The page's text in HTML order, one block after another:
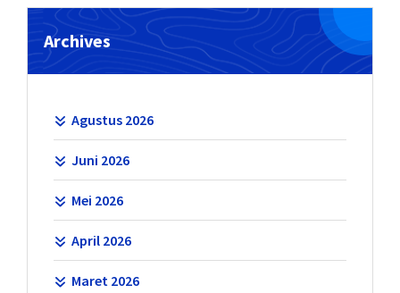
Archives
Agustus 2026
Juni 2026
Mei 2026
April 2026
Maret 2026